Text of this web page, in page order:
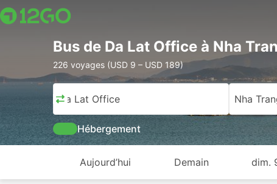
Bus de Da Lat Office à Nha
226 voyages (USD 9 – USD 189)
Da Lat Office Nha
Hébergement
Aujourd’hui Demain dim.